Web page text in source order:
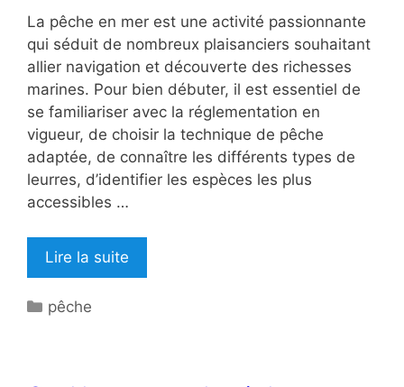
La pêche en mer est une activité passionnante
qui séduit de nombreux plaisanciers souhaitant
allier navigation et découverte des richesses
marines. Pour bien débuter, il est essentiel de
se familiariser avec la réglementation en
vigueur, de choisir la technique de pêche
adaptée, de connaître les différents types de
leurres, d’identifier les espèces les plus
accessibles …
Lire la suite
Catégories
pêche